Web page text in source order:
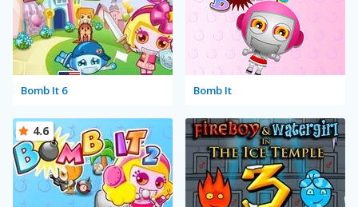
Bomb It 6 Bomb It
4.6